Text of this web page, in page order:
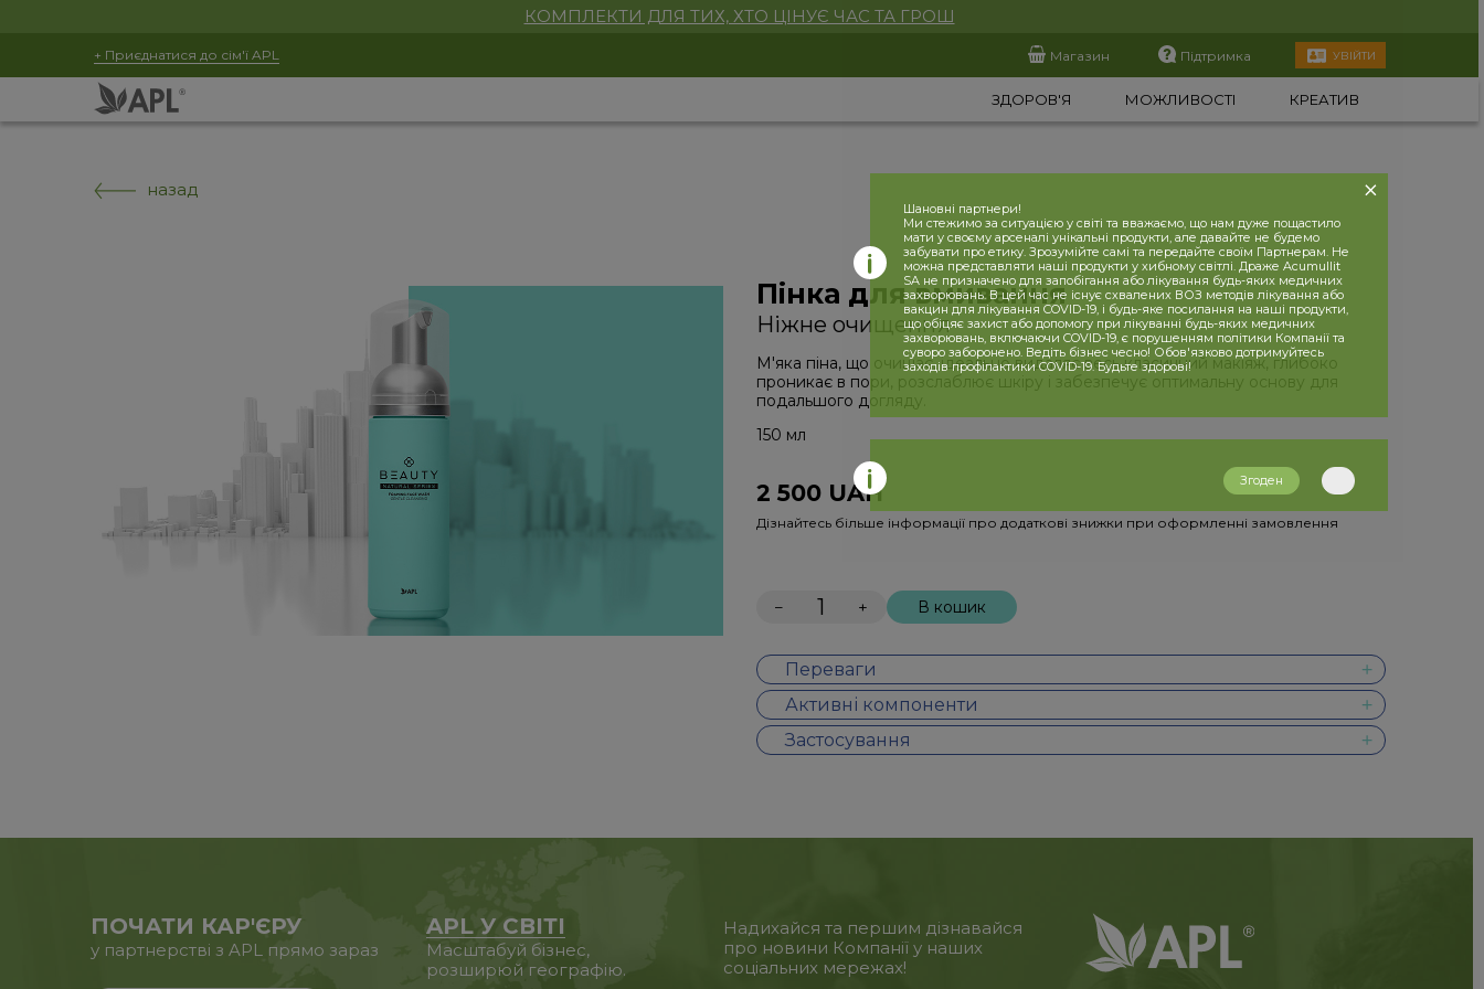
КОМПЛЕКТИ ДЛЯ ТИХ, ХТО ЦІНУЄ ЧАС ТА ГРОШ
+ Приєднатися до сім'ї APL Магазин Підтримка УВІЙТИ
ЗДОРОВ'Я МОЖЛИВОСТІ КРЕАТИВ
назад
Пінка для вмивання
Ніжне очищення
М'яка піна, що очищає, ідеально видаляє весь класичний макіяж, глибоко
проникає в пори, розслаблює шкіру і забезпечує оптимальну основу для
подальшого догляду.
150 мл
2 500 UAH
Дізнайтесь більше інформації про додаткові знижки при оформленні замовлення
− + В кошик
Переваги
Активні компоненти
Застосування
ПОЧАТИ КАР'ЄРУ
у партнерстві з APL прямо зараз
APL У СВІТІ
Масштабуй бізнес,
розширюй географію.
Надихайся та першим дізнавайся
про новини Компанії у наших
соціальних мережах!
Шановні партнери!
Ми стежимо за ситуацією у світі та вважаємо, що нам дуже пощастило
мати у своєму арсеналі унікальні продукти, але давайте не будемо
забувати про етику. Зрозумійте самі та передайте своїм Партнерам. Не
можна представляти наші продукти у хибному світлі. Драже Acumullit
SA не призначено для запобігання або лікування будь-яких медичних
захворювань. В цей час не існує схвалених ВОЗ методів лікування або
вакцин для лікування COVID-19, і будь-яке посилання на наші продукти,
що обіцяє захист або допомогу при лікуванні будь-яких медичних
захворювань, включаючи COVID-19, є порушенням політики Компанії та
суворо заборонено. Ведіть бізнес чесно! Обов'язково дотримуйтесь
заходів профілактики COVID-19. Будьте здорові!
Згоден